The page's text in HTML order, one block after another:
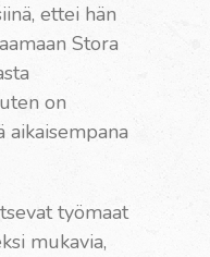
ettei hän
Stora
on
työmaat
mukavia,